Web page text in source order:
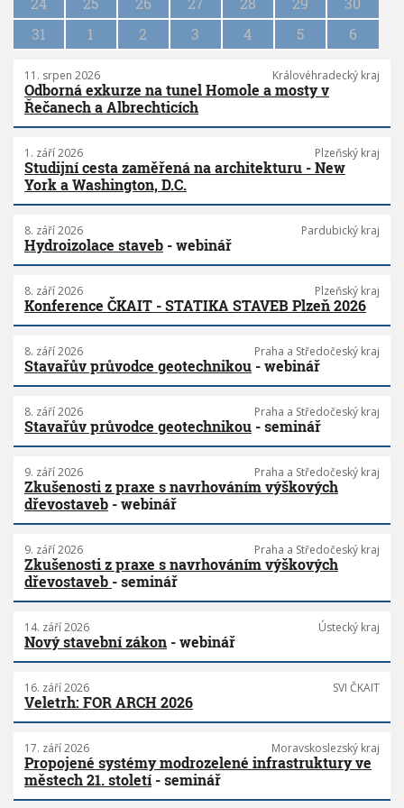
31
1 2 3 4 5 6
11. srpen 2026 Královéhradecký kraj
Odborná exkurze na tunel Homole a mosty v
Řečanech a Albrechticích
1. září 2026 Plzeňský kraj
Studijní cesta zaměřená na architekturu - New
York a Washington, D.C.
8. září 2026 Pardubický kraj
Hydroizolace staveb - webinář
8. září 2026 Plzeňský kraj
Konference ČKAIT - STATIKA STAVEB Plzeň 2026
8. září 2026 Praha a Středočeský kraj
Stavařův průvodce geotechnikou - webinář
8. září 2026 Praha a Středočeský kraj
Stavařův průvodce geotechnikou - seminář
9. září 2026 Praha a Středočeský kraj
Zkušenosti z praxe s navrhováním výškových
dřevostaveb - webinář
9. září 2026 Praha a Středočeský kraj
Zkušenosti z praxe s navrhováním výškových
dřevostaveb - seminář
14. září 2026 Ústecký kraj
Nový stavební zákon - webinář
16. září 2026 SVI ČKAIT
Veletrh: FOR ARCH 2026
17. září 2026 Moravskoslezský kraj
Propojené systémy modrozelené infrastruktury ve
městech 21. století- seminář